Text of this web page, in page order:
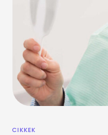
CIKKEK